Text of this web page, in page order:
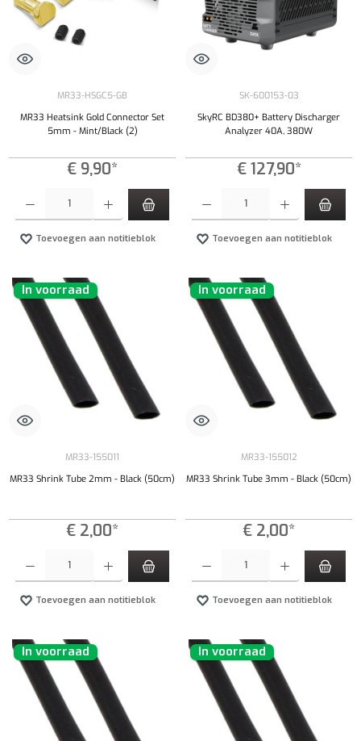
MR33-HSGC5-GB
MR33 Heatsink Gold Connector Set
5mm - Mint/Black (2)
€ 9,90*
Toevoegen aan notitieblok
SK-600153-03
SkyRC BD380+ Battery Discharger
Analyzer 40A, 380W
€ 127,90*
Toevoegen aan notitieblok
In voorraad
MR33-155011
MR33 Shrink Tube 2mm - Black (50cm)
€ 2,00*
Toevoegen aan notitieblok
In voorraad
MR33-155012
MR33 Shrink Tube 3mm - Black (50cm)
€ 2,00*
Toevoegen aan notitieblok
In voorraad In voorraad